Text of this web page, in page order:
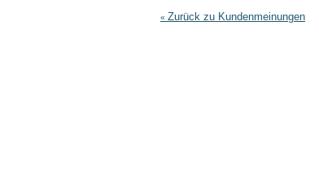
« Zurück zu Kundenmeinungen